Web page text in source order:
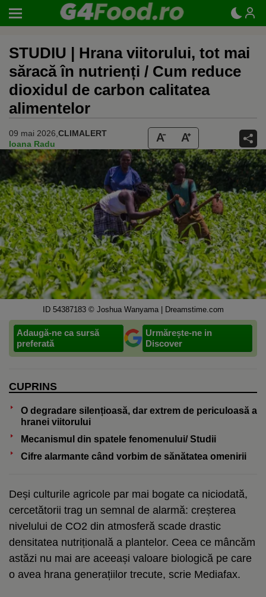
STUDIU | Hrana viitorului, tot mai
săracă în nutrienți / Cum reduce
dioxidul de carbon calitatea
alimentelor
09 mai 2026, CLIMALERT
Ioana Radu
ID 54387183 © Joshua Wanyama | Dreamstime.com
Adaugă-ne ca sursă
preferată
Urmărește-ne in
Discover
CUPRINS
O degradare silențioasă, dar extrem de periculoasă a
hranei viitorului
Mecanismul din spatele fenomenului/ Studii
Cifre alarmante când vorbim de sănătatea omenirii
Deși culturile agricole par mai bogate ca niciodată,
cercetătorii trag un semnal de alarmă: creșterea
nivelului de CO2 din atmosferă scade drastic
densitatea nutrițională a plantelor. Ceea ce mâncăm
astăzi nu mai are aceeași valoare biologică pe care
o avea hrana generațiilor trecute, scrie Mediafax.